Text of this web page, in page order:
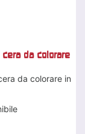
da colorare
da colorare in